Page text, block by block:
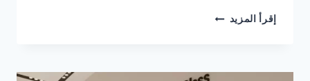
إقرأ المزيد تركيب
زاوية